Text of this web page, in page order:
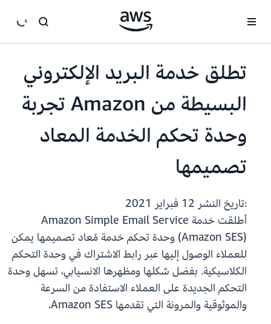
تطلق خدمة البريد الإلكتروني
البسيطة من Amazon تجربة
وحدة تحكم الخدمة المعاد
تصميمها
:تاريخ النشر
أطلقت خدمة Amazon Simple Email Service
(Amazon SES) وحدة تحكم خدمة مُعاد تصميمها يمكن
للعملاء الوصول إليها عبر رابط الاشتراك في وحدة التحكم
الكلاسيكية. بفضل شكلها ومظهرها الانسيابي، تسهل وحدة
التحكم الجديدة على العملاء الاستفادة من السرعة
والموثوقية والمرونة التي تقدمها Amazon SES.